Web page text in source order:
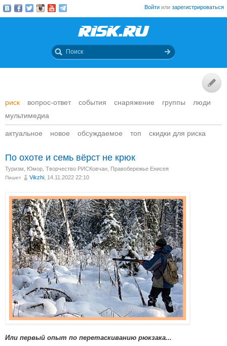
Войти или зарегистрироваться
риск вопрос-ответ события снаряжение группы
люди
мультимедиа
актуальное новое обсуждаемое топ скидки для риска
По охоте и семь вёрст не крюк
Туризм Юмор Творчество РИСКовчан Правобережье Енисея
Пишет Vikzhi , 14.11.2022 22:10
Или первый опыт по перетаскиванию рюкзака...